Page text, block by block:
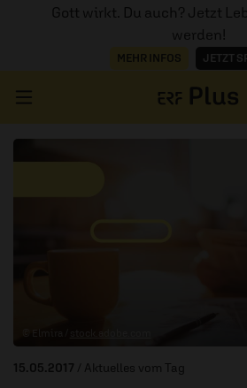
Gott wirkt. Du auch? Jetzt
werden!
MEHR INFOS JETZT
15.05.2017 / Aktuelles vom Tag